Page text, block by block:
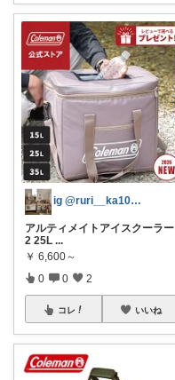
ig @ruri__ka1053
アルティメイトアイスクーラー
2 25L ...
￥ 6,600～
0 0 2
コレ いいね